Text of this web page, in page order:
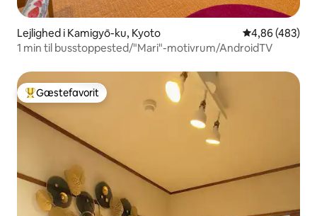
Lejlighed i Kamigyō-ku, Kyoto 4,86 ud af 5 i
4,86 (483)
1 min til busstoppested/"Mari"-motivrum/AndroidTV
Bedste gæstefavorit
Gæstefavorit